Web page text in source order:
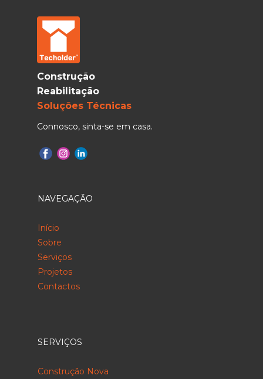
Construção
Reabilitação
Soluções Técnicas
Connosco, sinta-se em casa.
NAVEGAÇÃO
Início
Sobre
Serviços
Projetos
Contactos
SERVIÇOS
Construção Nova